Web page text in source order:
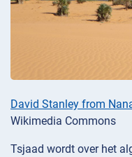
David Stanley from
Wikimedia Commons
Tsjaad wordt over het